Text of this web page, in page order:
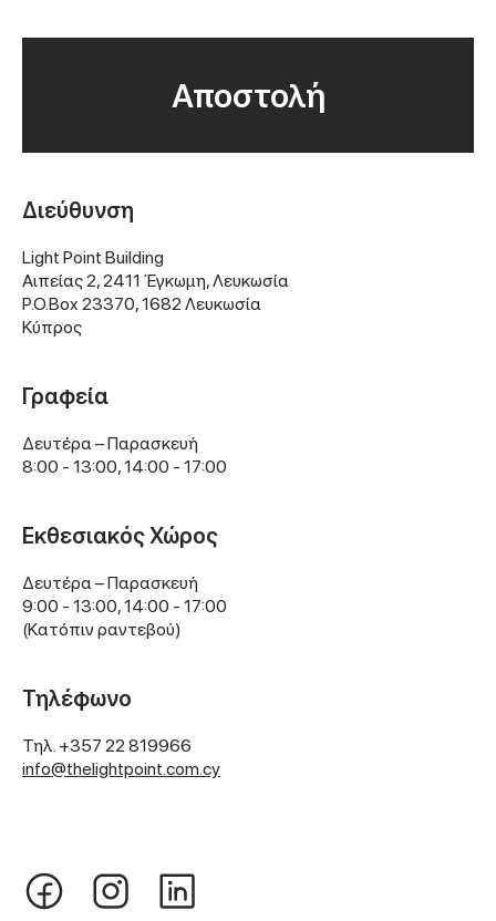
Διεύθυνση
Light Point Building
Αιπείας 2, 2411 Έγκωμη, Λευκωσία
P.O.Box 23370, 1682 Λευκωσία
Κύπρος
Γραφεία
Δευτέρα – Παρασκευή
8:00 - 13:00, 14:00 - 17:00
Εκθεσιακός Χώρος
Δευτέρα – Παρασκευή
9:00 - 13:00, 14:00 - 17:00
(Kατόπιν ραντεβού)
Τηλέφωνο
Τηλ. +357 22 819966
info@thelightpoint.com.cy